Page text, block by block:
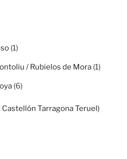
(1)
/ Rubielos de Mora (1)
(6)
Tarragona Teruel)